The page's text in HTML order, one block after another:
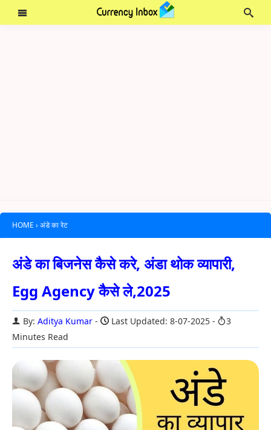
HOME › अंडे का रेट
अंडे का बिजनेस कैसे करे, अंडा थोक व्यापारी,
Egg Agency कैसे ले,2025
By: Aditya Kumar Last Updated: 8-07-2025
3
Minutes Read